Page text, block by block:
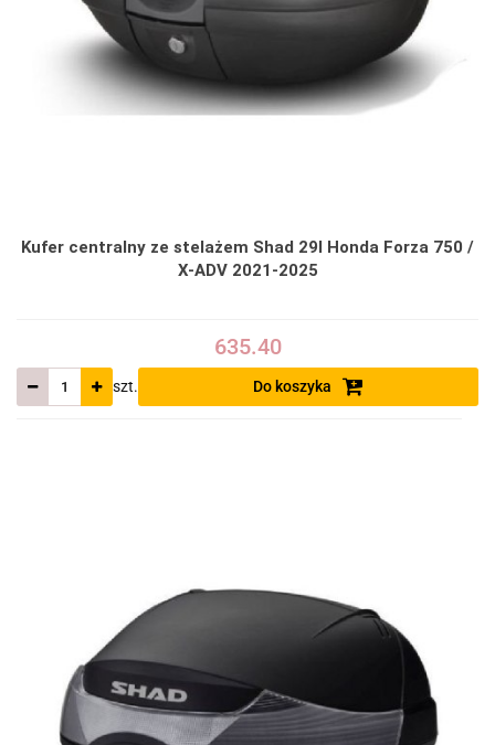
Kufer centralny ze stelażem Shad 29l Honda Forza 750 /
X-ADV 2021-2025
635.40
szt. Do koszyka